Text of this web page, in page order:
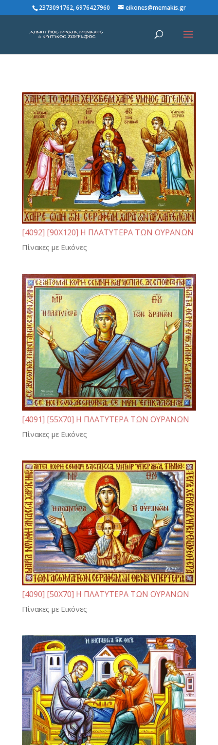
2373091762, 6976427960 eikones@memakis.gr
[4092] [90Χ120] Η ΠΛΑΤΥΤΕΡΑ ΤΩΝ ΟΥΡΑΝΩΝ
Πίνακες με Εικόνες
[4091] [55Χ70] Η ΠΛΑΤΥΤΕΡΑ ΤΩΝ ΟΥΡΑΝΩΝ
Πίνακες με Εικόνες
[4090] [50Χ70] Η ΠΛΑΤΥΤΕΡΑ ΤΩΝ ΟΥΡΑΝΩΝ
Πίνακες με Εικόνες